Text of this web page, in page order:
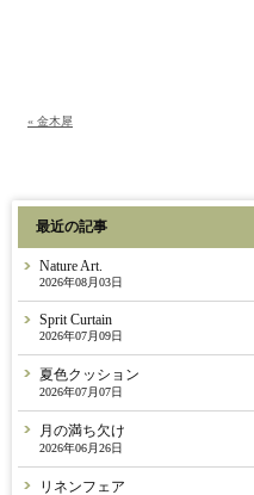
« 金木犀
最近の記事
Nature Art.
2026年08月03日
Sprit Curtain
2026年07月09日
夏色クッション
2026年07月07日
月の満ち欠け
2026年06月26日
リネンフェア